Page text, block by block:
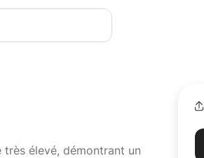
élevé, démontrant un